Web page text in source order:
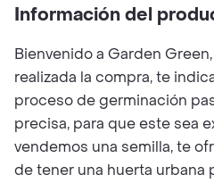
Información del
Bienvenido a Garden
realizada la compra, te
proceso de germinación
precisa, para que este sea
vendemos una semilla, te
de tener una huerta urbana